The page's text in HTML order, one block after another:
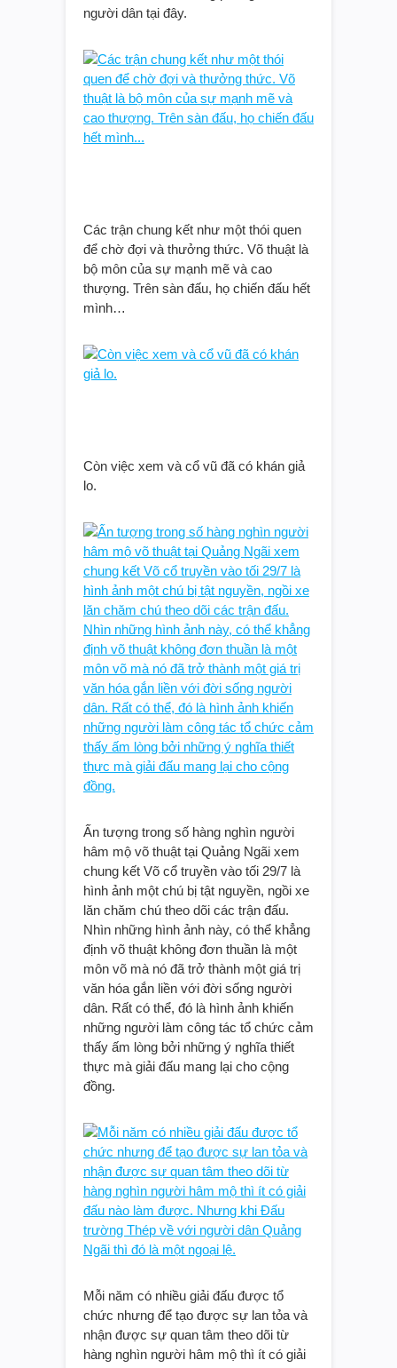
người dân tại đây.
Các trận chung kết như một thói quen
để chờ đợi và thưởng thức. Võ thuật là
bộ môn của sự mạnh mẽ và cao
thượng. Trên sàn đấu, họ chiến đấu hết
mình…
Còn việc xem và cổ vũ đã có khán giả
lo.
Ấn tượng trong số hàng nghìn người
hâm mộ võ thuật tại Quảng Ngãi xem
chung kết Võ cổ truyền vào tối 29/7 là
hình ảnh một chú bị tật nguyền, ngồi xe
lăn chăm chú theo dõi các trận đấu.
Nhìn những hình ảnh này, có thể khẳng
định võ thuật không đơn thuần là một
môn võ mà nó đã trở thành một giá trị
văn hóa gắn liền với đời sống người
dân. Rất có thể, đó là hình ảnh khiến
những người làm công tác tổ chức cảm
thấy ấm lòng bởi những ý nghĩa thiết
thực mà giải đấu mang lại cho cộng
đồng.
Mỗi năm có nhiều giải đấu được tổ
chức nhưng để tạo được sự lan tỏa và
nhận được sự quan tâm theo dõi từ
hàng nghìn người hâm mộ thì ít có giải